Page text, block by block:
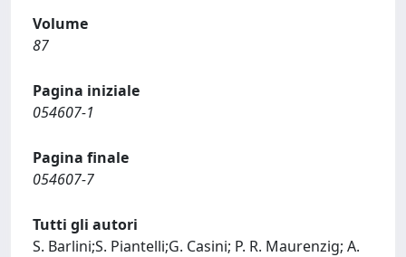
Volume
87
Pagina iniziale
054607-1
Pagina finale
054607-7
Tutti gli autori
S. Barlini;S. Piantelli;G. Casini; P. R. Maurenzig; A.